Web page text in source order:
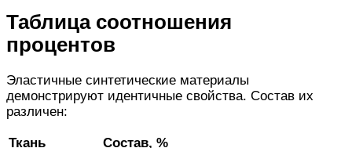
Таблица соотношения
процентов
Эластичные синтетические материалы
демонстрируют идентичные свойства. Состав их
различен:
Ткань
Состав, %